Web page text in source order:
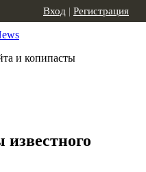
и копипасты
Вход | Регистрация